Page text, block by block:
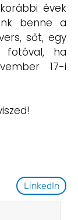
évek
benne a
sőt, egy
fotóval, ha
17-i
LinkedIn